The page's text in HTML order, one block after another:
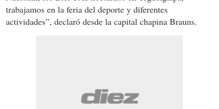
trabajamos en la feria del deporte y diferentes
actividades”, declaró desde la capital chapina Brauns.